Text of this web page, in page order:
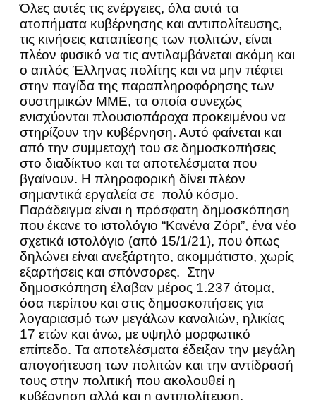
Όλες αυτές τις ενέργειες, όλα αυτά τα
ατοπήματα κυβέρνησης και αντιπολίτευσης,
τις κινήσεις καταπίεσης των πολιτών, είναι
πλέον φυσικό να τις αντιλαμβάνεται ακόμη και
ο απλός Έλληνας πολίτης και να μην πέφτει
στην παγίδα της παραπληροφόρησης των
συστημικών ΜΜΕ, τα οποία συνεχώς
ενισχύονται πλουσιοπάροχα προκειμένου να
στηρίζουν την κυβέρνηση. Αυτό φαίνεται και
από την συμμετοχή του σε δημοσκοπήσεις
στο διαδίκτυο και τα αποτελέσματα που
βγαίνουν. Η πληροφορική δίνει πλέον
σημαντικά εργαλεία σε πολύ κόσμο.
Παράδειγμα είναι η πρόσφατη δημοσκόπηση
που έκανε το ιστολόγιο “Κανένα Ζόρι”, ένα νέο
σχετικά ιστολόγιο (από 15/1/21), που όπως
δηλώνει είναι ανεξάρτητο, ακομμάτιστο, χωρίς
εξαρτήσεις και σπόνσορες. Στην
δημοσκόπηση έλαβαν μέρος 1.237 άτομα,
όσα περίπου και στις δημοσκοπήσεις για
λογαριασμό των μεγάλων καναλιών, ηλικίας
17 ετών και άνω, με υψηλό μορφωτικό
επίπεδο. Τα αποτελέσματα έδειξαν την μεγάλη
απογοήτευση των πολιτών και την αντίδρασή
τους στην πολιτική που ακολουθεί η
κυβέρνηση αλλά και η αντιπολίτευση.